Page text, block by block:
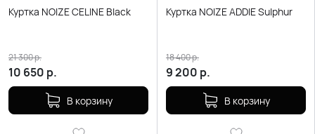
Куртка NOIZE CELINE Black
10 650 р.
21 300р.
В корзину
Куртка NOIZE ADDIE Sulphur
9 200 р.
18 400р.
В корзину